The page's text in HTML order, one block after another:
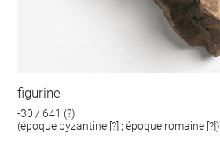
figurine
-30 / 641 (?)
(époque byzantine [?] ; époque romaine [?])